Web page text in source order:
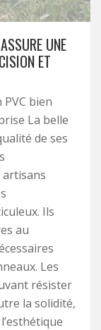
UNE
ET
bien
La belle
de ses
Ils
au
Les
résister
la solidité,